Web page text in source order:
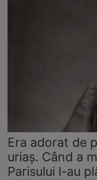
Era adorat de
uriaș. Când a
Parisului l-au